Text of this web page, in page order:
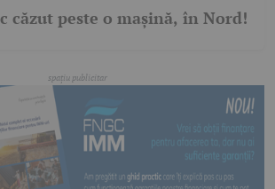
căzut peste o mașină, în Nord!